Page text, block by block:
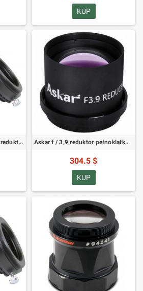
KUP
Sky-Watcher Evolux 82ED reduktor/korektor 0,9x Askar f / 3,9 reduktor pełnoklatkowy do FRA400 / FRA500 płaskopolowego astrografu (SKU: ASRED72)
304.5 $
KUP